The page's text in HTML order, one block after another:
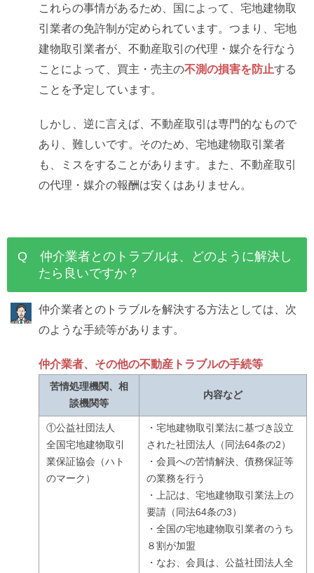
これらの事情があるため、国によって、宅地建物取
引業者の免許制が定められています。つまり、宅地
建物取引業者が、不動産取引の代理・媒介を行なう
ことによって、買主・売主の不測の損害を防止する
ことを予定しています。
しかし、逆に言えば、不動産取引は専門的なもので
あり、難しいです。そのため、宅地建物取引業者
も、ミスをすることがあります。また、不動産取引
の代理・媒介の報酬は安くはありません。
Q 仲介業者とのトラブルは、どのように解決し
たら良いですか？
仲介業者とのトラブルを解決する方法としては、次
のような手続等があります。
仲介業者、その他の不動産トラブルの手続等
苦情処理機関、相
談機関等
内容など
①公益社団法人
全国宅地建物取引
業保証協会（ハト
のマーク）
・宅地建物取引業法に基づき設立
された社団法人（同法64条の2）
・会員への苦情解決、債務保証等
の業務を行う
・上記は、宅地建物取引業法上の
要請（同法64条の3）
・全国の宅地建物取引業者のうち
８割が加盟
・なお、会員は、公益社団法人全